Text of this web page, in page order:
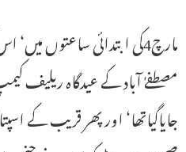
مصطفےٰ آباد کے عیدگاہ ریلیف
جایاگیاتھا‘ اور پھر قریب کے